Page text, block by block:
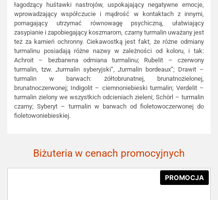
łagodzący huśtawki nastrojów, uspokajający negatywne emocje,
wprowadzający współczucie i mądrość w kontaktach z innymi,
pomagający utrzymać równowagę psychiczną, ułatwiający
zasypianie i zapobiegający koszmarom, czarny turmalin uważany jest
też za kamień ochronny. Ciekawostką jest fakt, że różne odmiany
turmalinu posiadają różne nazwy w zależności od koloru, i tak:
Achroit – bezbarwna odmiana turmalinu; Rubelit – czerwony
turmalin, tzw. „turmalin syberyjski”, „turmalin bordeaux”; Drawit –
turmalin w barwach: żółtobrunatnej, brunatnozielonej,
brunatnoczerwonej; Indigolit – ciemnoniebieski turmalin; Verdelit –
turmalin zielony we wszystkich odcieniach zieleni; Schörl – turmalin
czarny; Syberyt – turmalin w barwach od fioletowoczerwonej do
fioletowoniebieskiej.
Biżuteria w cenach promocyjnych
PROMOCJA